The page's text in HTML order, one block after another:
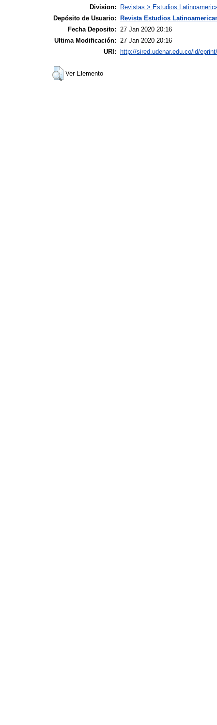
Division:
Revistas > Estudios
Depósito de Usuario: Revista Estudios
Fecha Deposito:
27 Jan 2020 20:16
Ultima Modificación:
27 Jan 2020 20:16
URI: http://sired.udenar.edu.co/id/
Ver Elemento